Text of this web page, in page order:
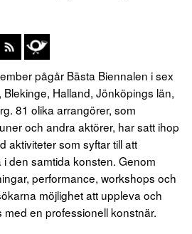
pågår Bästa Biennalen i sex
Halland, Jönköpings län,
81 olika arrangörer, som
och andra aktörer, har satt ihop
aktiviteter som syftar till att
den samtida konsten. Genom
performance, workshops och
möjlighet att uppleva och
en professionell konstnär.